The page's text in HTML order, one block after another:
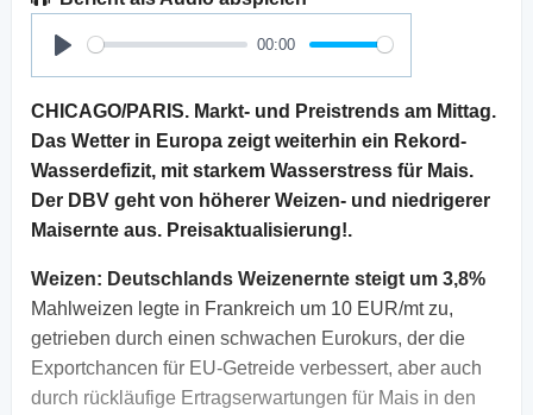
Play
00:00
CHICAGO/PARIS. Markt- und Preistrends am Mittag.
Das Wetter in Europa zeigt weiterhin ein Rekord-
Wasserdefizit, mit starkem Wasserstress für Mais.
Der DBV geht von höherer Weizen- und niedrigerer
Maisernte aus. Preisaktualisierung!.
Weizen: Deutschlands Weizenernte steigt um 3,8%
Mahlweizen legte in Frankreich um 10 EUR/mt zu,
getrieben durch einen schwachen Eurokurs, der die
Exportchancen für EU-Getreide verbessert, aber auch
durch rückläufige Ertragserwartungen für Mais in den